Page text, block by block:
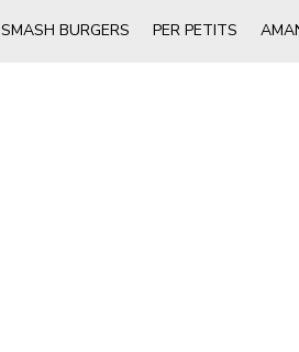
SMASH BURGERS PER PETITS